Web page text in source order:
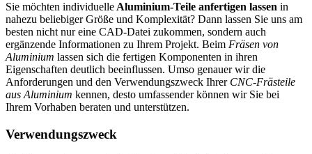
Sie möchten individuelle Aluminium-Teile anfertigen lassen in
nahezu beliebiger Größe und Komplexität? Dann lassen Sie uns am
besten nicht nur eine CAD-Datei zukommen, sondern auch
ergänzende Informationen zu Ihrem Projekt. Beim Fräsen von
Aluminium lassen sich die fertigen Komponenten in ihren
Eigenschaften deutlich beeinflussen. Umso genauer wir die
Anforderungen und den Verwendungszweck Ihrer CNC-Frästeile
aus Aluminium kennen, desto umfassender können wir Sie bei
Ihrem Vorhaben beraten und unterstützen.
Verwendungszweck